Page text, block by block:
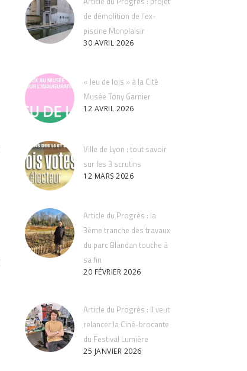
de démolition de l’ex-
piscine Monplaisir
30 AVRIL 2026
« Jeu de lois » à la Cité
Musée Tony Garnier
12 AVRIL 2026
Ville de Lyon : tout savoir
sur les 3 scrutins
12 MARS 2026
Article du Progrès : la
3ème tranche des travaux
du parc Blandan touche à
sa fin
20 FÉVRIER 2026
Article du Progrès : Il veut
relancer la Ciné-brocante
du Festival Lumière
25 JANVIER 2026